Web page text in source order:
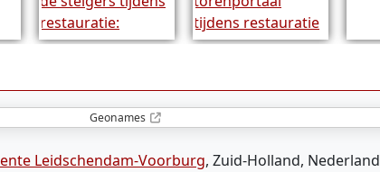
Geonames
Leidschendam-Voorburg, Zuid-Holland, Nederland